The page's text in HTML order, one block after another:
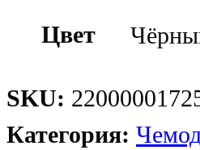
Цвет
SKU:
Категория: